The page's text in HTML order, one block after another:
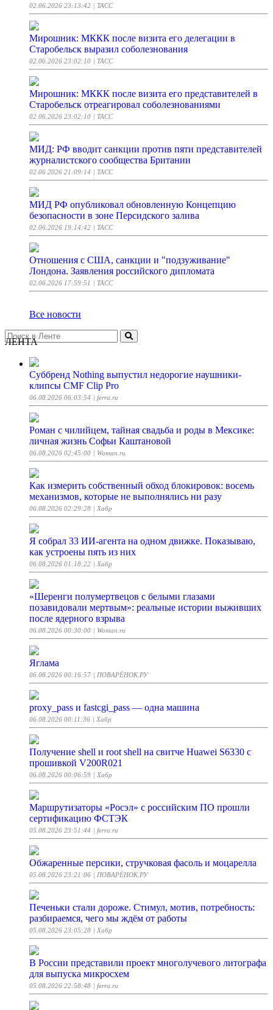
02.06.2026 23:13:42 | ТАСС
Мирошник: МККК после визита его делегации в
Старобельск выразил соболезнования
02.06.2026 23:02:10 | ТАСС
Мирошник: МККК после визита его представителей в
Старобельск отреагировал соболезнованиями
02.06.2026 23:02:10 | ТАСС
МИД: РФ вводит санкции против пяти представителей
журналистского сообщества Британии
02.06.2026 21:09:14 | ТАСС
МИД РФ опубликовал обновленную Концепцию
безопасности в зоне Персидского залива
02.06.2026 19:14:42 | ТАСС
Отношения с США, санкции и "подзуживание"
Лондона. Заявления российского дипломата
02.06.2026 17:59:51 | ТАСС
Все новости
ЛЕНТА
Суббренд Nothing выпустил недорогие наушники-
клипсы CMF Clip Pro
06.08.2026 06:03:54 | ferra.ru
Роман с чилийцем, тайная свадьба и роды в Мексике:
личная жизнь Софьи Каштановой
06.08.2026 02:45:00 | Woman.ru
Как измерить собственный обход блокировок: восемь
механизмов, которые не выполнялись ни разу
06.08.2026 02:29:28 | Хабр
Я собрал 33 ИИ-агента на одном движке. Показываю,
как устроены пять из них
06.08.2026 01:18:22 | Хабр
«Шеренги полумертвецов с белыми глазами
позавидовали мертвым»: реальные истории выживших
после ядерного взрыва
06.08.2026 00:30:00 | Woman.ru
Яглама
06.08.2026 00:16:57 | ПОВАРЁНОК.РУ
proxy_pass и fastcgi_pass — одна машина
06.08.2026 00:11:36 | Хабр
Получение shell и root shell на свитче Huawei S6330 с
прошивкой V200R021
06.08.2026 00:06:59 | Хабр
Маршрутизаторы «Росэл» с российским ПО прошли
сертификацию ФСТЭК
05.08.2026 23:51:44 | ferra.ru
Обжаренные персики, стручковая фасоль и моцарелла
05.08.2026 23:21:06 | ПОВАРЁНОК.РУ
Печеньки стали дороже. Стимул, мотив, потребность:
разбираемся, чего мы ждём от работы
05.08.2026 23:05:28 | Хабр
В России представили проект многолучевого литографа
для выпуска микросхем
05.08.2026 22:58:48 | ferra.ru